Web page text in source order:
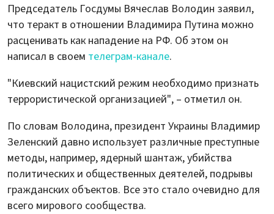
Председатель Госдумы Вячеслав Володин заявил,
что теракт в отношении Владимира Путина можно
расценивать как нападение на РФ. Об этом он
написал в своем телеграм-канале.
"Киевский нацистский режим необходимо признать
террористической организацией", – отметил он.
По словам Володина, президент Украины Владимир
Зеленский давно использует различные преступные
методы, например, ядерный шантаж, убийства
политических и общественных деятелей, подрывы
гражданских объектов. Все это стало очевидно для
всего мирового сообщества.